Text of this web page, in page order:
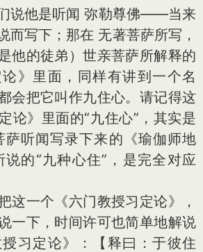
说他是听闻 弥勒尊佛——当来
写下；那在 无著菩萨所写，
他的徒弟）世亲菩萨所解释的
论》里面，同样有讲到一个名
会把它叫作九住心。请记得这
论》里面的“九住心”，其实是
萨听闻写录下来的《瑜伽师地
的“九种心住”，是完全对应
一个《六门教授习定论》，
一下，时间许可也简单地解说
习定论》：【释曰：于彼住